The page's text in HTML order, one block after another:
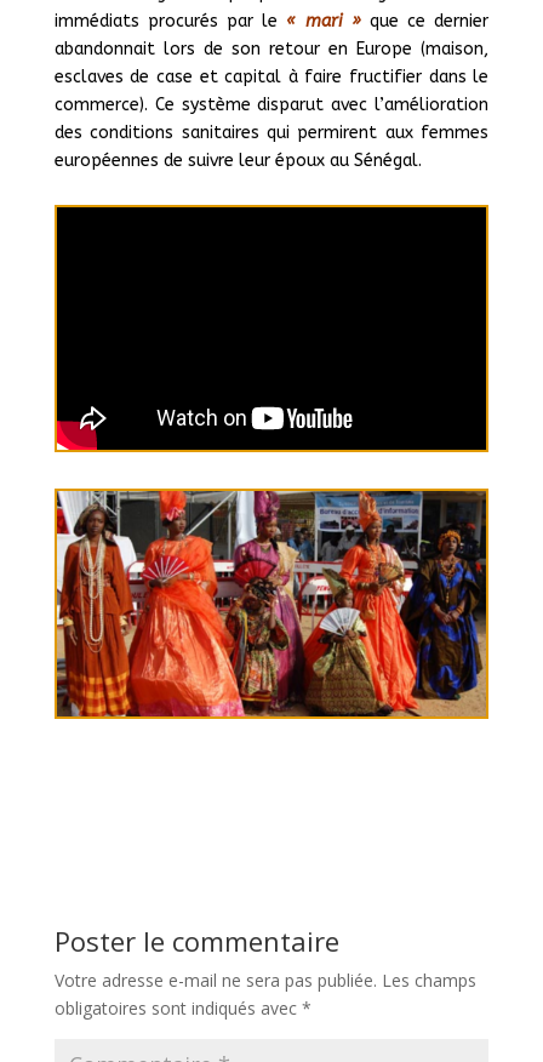
immédiats procurés par le « mari »que ce dernier
abandonnait lors de son retour en Europe (maison,
esclaves de case et capital à faire fructifier dans le
commerce). Ce système disparut avec l’amélioration
des conditions sanitaires qui permirent aux femmes
européennes de suivre leur époux au Sénégal.
Poster le commentaire
Votre adresse e-mail ne sera pas publiée. Les champs
obligatoires sont indiqués avec *